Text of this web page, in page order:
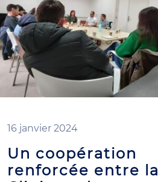
16 janvier 2024
Un coopération
renforcée entre la